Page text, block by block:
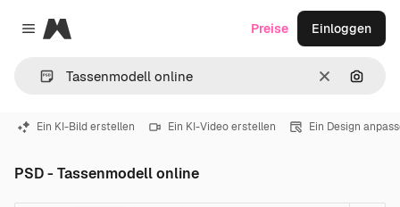
Close menu
Magnific
LöschenNach
Preise Einloggen
Ein KI-Bild erstellen Ein KI-Video erstellen Ein Design
PSD - Tassenmodell online